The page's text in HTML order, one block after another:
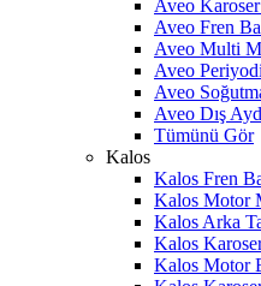
Aveo
Aveo Fren
Aveo Multi
Aveo
Aveo
Aveo Dış
Tümünü Gör
Kalos
Kalos Fren
Kalos Motor
Kalos Arka
Kalos
Kalos Motor